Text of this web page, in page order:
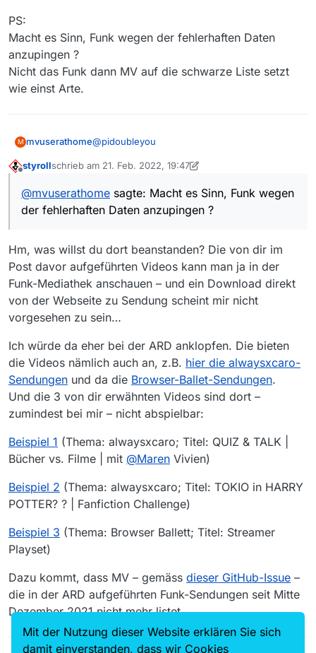
PS:
Macht es Sinn, Funk wegen der fehlerhaften Daten
anzupingen ?
Nicht das Funk dann MV auf die schwarze Liste setzt
wie einst Arte.
M mvuserathome@pidoubleyou
Danke, daß du mal daraufgeschaut hast.
Ich habe schon vermutet, daß es an den
gelieferten Daten von Funk liegt.
PS:
Macht es Sinn, Funk wegen der fehlerhaften
Daten anzupingen ?
Nicht das Funk dann MV auf die schwarze
Liste setzt wie einst Arte.
styrollschrieb am 21. Feb. 2022, 19:47
zuletzt editiert von styroll
@mvuserathome sagte: Macht es Sinn, Funk wegen
der fehlerhaften Daten anzupingen ?
Hm, was willst du dort beanstanden? Die von dir im
Post davor aufgeführten Videos kann man ja in der
Funk-Mediathek anschauen – und ein Download direkt
von der Webseite zu Sendung scheint mir nicht
vorgesehen zu sein…
Ich würde da eher bei der ARD anklopfen. Die bieten
die Videos nämlich auch an, z.B. hier die alwaysxcaro-
Sendungen und da die Browser-Ballet-Sendungen.
Und die 3 von dir erwähnten Videos sind dort –
zumindest bei mir – nicht abspielbar:
Beispiel 1 (Thema: alwaysxcaro; Titel: QUIZ & TALK |
Bücher vs. Filme | mit @Maren Vivien)
Beispiel 2 (Thema: alwaysxcaro; Titel: TOKIO in HARRY
POTTER? ? | Fanfiction Challenge)
Beispiel 3 (Thema: Browser Ballett; Titel: Streamer
Playset)
Dazu kommt, dass MV – gemäss dieser GitHub-Issue –
die in der ARD aufgeführten Funk-Sendungen seit Mitte
Dezember 2021 nicht mehr listet.
Mit der Nutzung dieser Website erklären Sie sich
damit einverstanden, dass wir Cookies